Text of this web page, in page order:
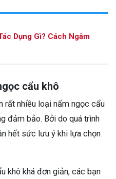
Dụng Gì? Cách Ngâm
cẩu khô
rất nhiều loại nấm ngọc cẩu
đảm bảo. Bởi do quá trình
hết sức lưu ý khi lựa chọn
khô khá đơn giản, các bạn